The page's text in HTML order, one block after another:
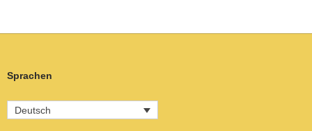
Sprachen
Deutsch